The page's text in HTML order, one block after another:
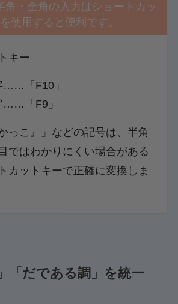
角・全角の入力はショートカッ
を使用すると便利です。
キー
……「F10」
……「F9」
っこ』」などの記号は、半角
ではわかりにくい場合がある
カットキーで正確に変換しま
「だである調」を統一